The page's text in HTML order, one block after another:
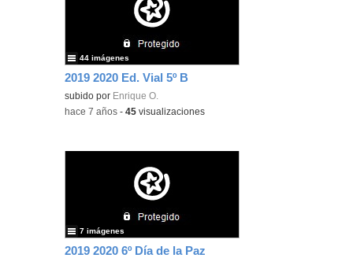
2019 2020 Ed. Vial 5º B
subido por Enrique O.
44 imágenes
-hace 7 años -45 visualizaciones
2019 2020 6º Día de la Paz
7 imágenes